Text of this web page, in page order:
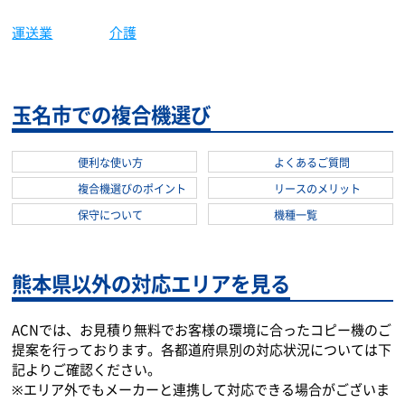
運送業 介護
玉名市での複合機選び
便利な使い方
よくあるご質問
複合機選びのポイント
リースのメリット
保守について
機種一覧
熊本県以外の対応エリアを見る
ACNでは、お見積り無料でお客様の環境に合ったコピー機のご
提案を行っております。各都道府県別の対応状況については下
記よりご確認ください。
※エリア外でもメーカーと連携して対応できる場合がございま